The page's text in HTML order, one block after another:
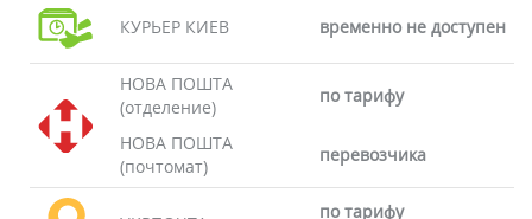
КУРЬЕР КИЕВ временно не доступен
НОВА ПОШТА
(отделение)
по тарифу
НОВА ПОШТА
(почтомат)
перевозчика
по тарифу